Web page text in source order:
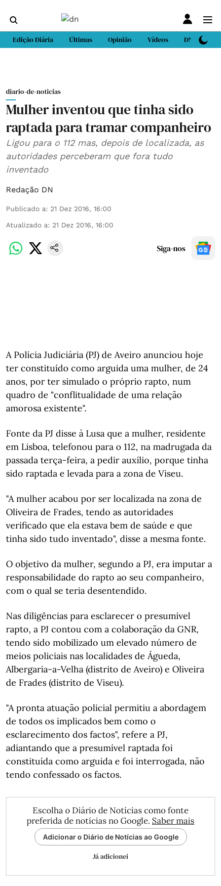
Edição Diária Últimas Opinião Vídeos DN Sport
diario-de-noticias
Mulher inventou que tinha sido
raptada para tramar companheiro
Ligou para o 112 mas, depois de localizada, as
autoridades perceberam que fora tudo
inventado
Redação DN
Publicado a: 21 Dez 2016, 16:00
Atualizado a: 21 Dez 2016, 16:00
Siga-nos
A Polícia Judiciária (PJ) de Aveiro anunciou hoje
ter constituído como arguida uma mulher, de 24
anos, por ter simulado o próprio rapto, num
quadro de "conflitualidade de uma relação
amorosa existente".
Fonte da PJ disse à Lusa que a mulher, residente
em Lisboa, telefonou para o 112, na madrugada da
passada terça-feira, a pedir auxílio, porque tinha
sido raptada e levada para a zona de Viseu.
"A mulher acabou por ser localizada na zona de
Oliveira de Frades, tendo as autoridades
verificado que ela estava bem de saúde e que
tinha sido tudo inventado", disse a mesma fonte.
O objetivo da mulher, segundo a PJ, era imputar a
responsabilidade do rapto ao seu companheiro,
com o qual se teria desentendido.
Nas diligências para esclarecer o presumível
rapto, a PJ contou com a colaboração da GNR,
tendo sido mobilizado um elevado número de
meios policiais nas localidades de Águeda,
Albergaria-a-Velha (distrito de Aveiro) e Oliveira
de Frades (distrito de Viseu).
"A pronta atuação policial permitiu a abordagem
de todos os implicados bem como o
esclarecimento dos factos", refere a PJ,
adiantando que a presumível raptada foi
constituída como arguida e foi interrogada, não
tendo confessado os factos.
Escolha o Diário de Notícias como fonte
preferida de notícias no Google. Saber mais
Adicionar o Diário de Notícias ao Google
Já adicionei